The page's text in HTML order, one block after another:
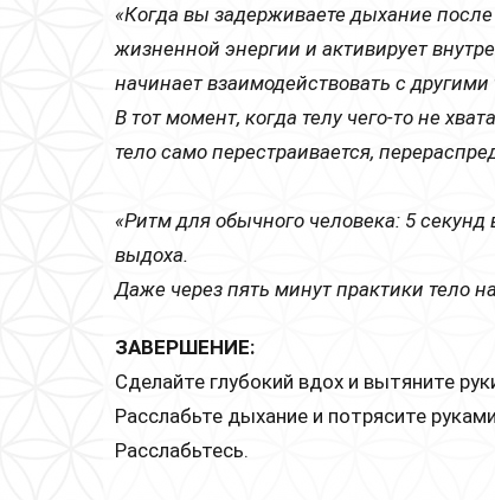
«Когда вы задерживаете дыхание
жизненной энергии и активирует
начинает взаимодействовать с
В тот момент, когда телу чего-то не
тело само перестраивается,
«Ритм для обычного человека: 5
выдоха.
Даже через пять минут практики тело
ЗАВЕРШЕНИЕ:
Сделайте глубокий вдох и вытяните
Расслабьте дыхание и потрясите
Расслабьтесь.